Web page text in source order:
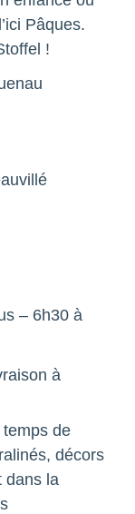
Pâques.
!
– 6h30 à
à
de
décors
dans la